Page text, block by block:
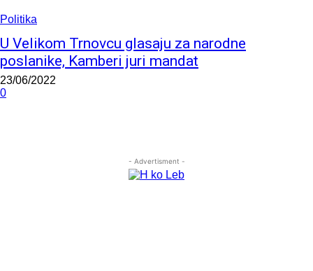
Politika
U Velikom Trnovcu glasaju za narodne
poslanike, Kamberi juri mandat
23/06/2022
0
- Advertisment -